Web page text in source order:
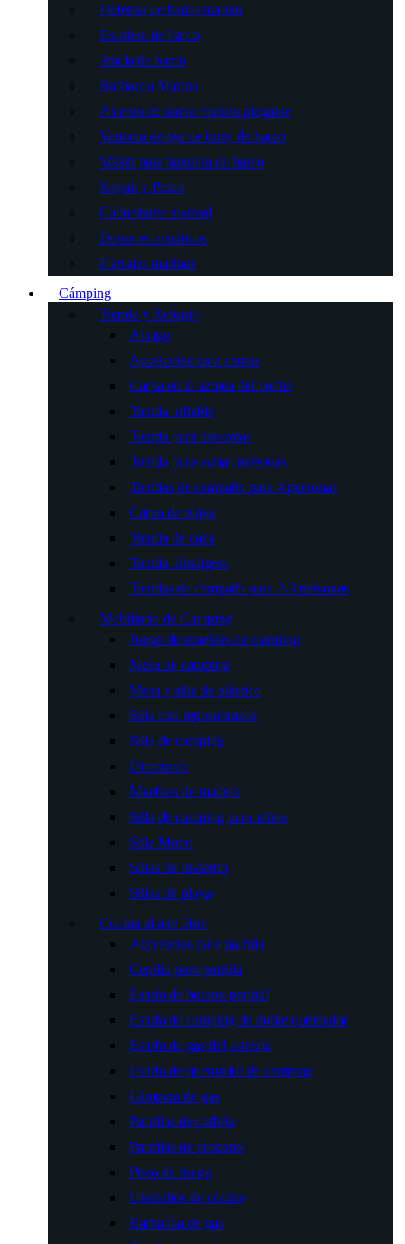
Defensa de barco marino
Escalera de barco
Ancla de barco
Barbacoa Marina
Asiento de barco marino plegable
Ventana de ojo de buey de barco
Mástil para bandera de barco
Kayak y Pesca
Cabrestante manual
Deportes acuáticos
Herrajes marinos
Cámping
Tienda y Refugio
Abrigo
Accesorios para carpas
Carpa en la azotea del coche
Tienda inflable
Tienda para mascotas
Tienda para varias personas
Tiendas de campaña para 4 personas
Carpa de playa
Tienda de caza
Tienda ultraligera
Tiendas de campaña para 2-3 personas
Mobiliario de Camping
Juego de muebles de camping
Mesa de camping
Mesa y silla de plástico
Silla con reposabrazos
Silla de camping
Directores
Muebles de madera
Silla de camping para niños
Silla Moon
Sillas de invierno
Sillas de playa
Cocina al aire libre
Accesorios para parrilla
Cepillo para parrilla
Estufa de butano portátil
Estufa de camping de doble quemador
Estufa de gas del sistema
Estufa de quemador de camping
Lámpara de gas
Parrillas de carbón
Parrillas de propano
Pozo de fuego
Utensilios de cocina
Barbacoa de gas